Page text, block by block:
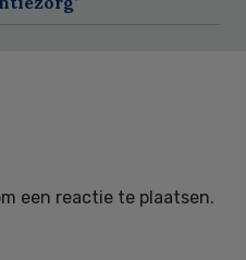
een reactie te plaatsen.